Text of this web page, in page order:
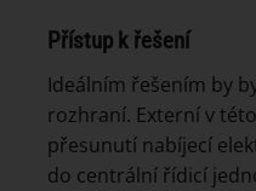
Přístup k řešení
Ideálním řešením by
rozhraní. Externí v
přesunutí nabíjecí
do centrální řídicí